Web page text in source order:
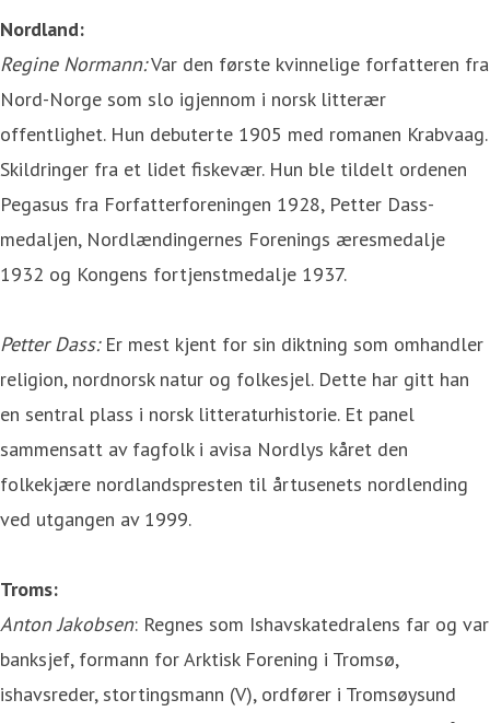
Nordland:
Regine Normann:Var den første kvinnelige forfatteren fra
Nord-Norge som slo igjennom i norsk litterær
offentlighet. Hun debuterte 1905 med romanen Krabvaag.
Skildringer fra et lidet fiskevær. Hun ble tildelt ordenen
Pegasus fra Forfatterforeningen 1928, Petter Dass-
medaljen, Nordlændingernes Forenings æresmedalje
1932 og Kongens fortjenstmedalje 1937.
Petter Dass:Er mest kjent for sin diktning som omhandler
religion, nordnorsk natur og folkesjel. Dette har gitt han
en sentral plass i norsk litteraturhistorie. Et panel
sammensatt av fagfolk i avisa Nordlys kåret den
folkekjære nordlandspresten til årtusenets nordlending
ved utgangen av 1999.
Troms:
Anton Jakobsen: Regnes som Ishavskatedralens far og var
banksjef, formann for Arktisk Forening i Tromsø,
ishavsreder, stortingsmann (V), ordfører i Tromsøysund